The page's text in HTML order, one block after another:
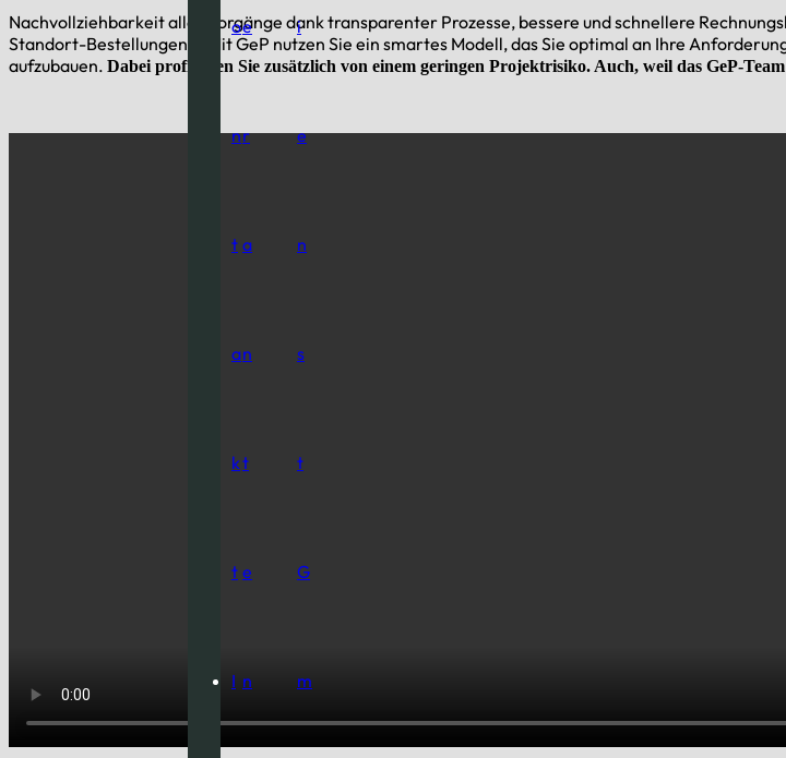
o
n
t
a
k
t
I
e
r
a
n
t
e
n
i
e
n
s
t
G
m
Nachvollziehbarkeit aller Vorgänge dank transparenter Prozesse, bessere und schnellere
Standort-Bestellungen … Mit GeP nutzen Sie ein smartes Modell,das Sie optimal an Ihre
aufzubauen. Dabei profitieren Sie zusätzlich von einem geringen Projektrisiko. Auch, weil das GeP-